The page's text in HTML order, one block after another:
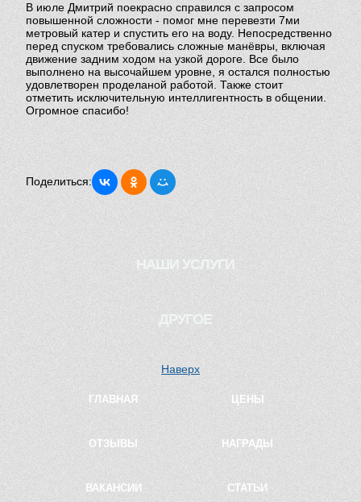
ЦЕНЫ
ОТЗЫВЫ
ВАКАНСИИ
В июле Дмитрий поекрасно справился с запросом
повышенной сложности - помог мне перевезти 7ми
метровый катер и спустить его на воду. Непосредственно
перед спуском требовались сложные манёвры, включая
движение задним ходом на узкой дороге. Все было
выполнено на высочайшем уровне, я остался полностью
удовлетворен проделаной работой. Также стоит
отметить исключительную интеллигентность в общении.
Огромное спасибо!
Поделиться:
НАШИ УСЛУГИ
Водитель для женщины
Перегон автомобилей
Курьер на автомобиле
Проверка на трезвость
ДРУГОЕ
Наверх
ГЛАВНАЯ ЦЕНЫ
ОТЗЫВЫ НАГРАДЫ
ВАКАНСИИ СТАТЬИ